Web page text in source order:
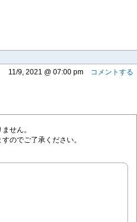
11/9, 2021 @ 07:00 pm コメントする
せん。
のでご了承ください。